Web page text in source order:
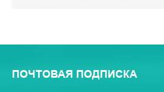
ПОЧТОВАЯ ПОДПИСКА